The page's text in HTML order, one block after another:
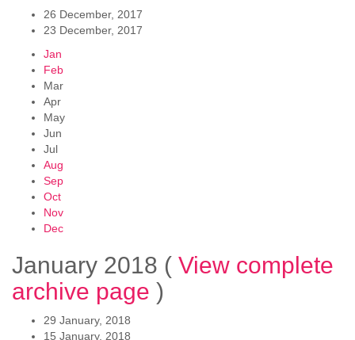
26 December, 2017
23 December, 2017
Jan
Feb
Mar
Apr
May
Jun
Jul
Aug
Sep
Oct
Nov
Dec
January 2018 ( View complete
archive page )
29 January, 2018
15 January, 2018